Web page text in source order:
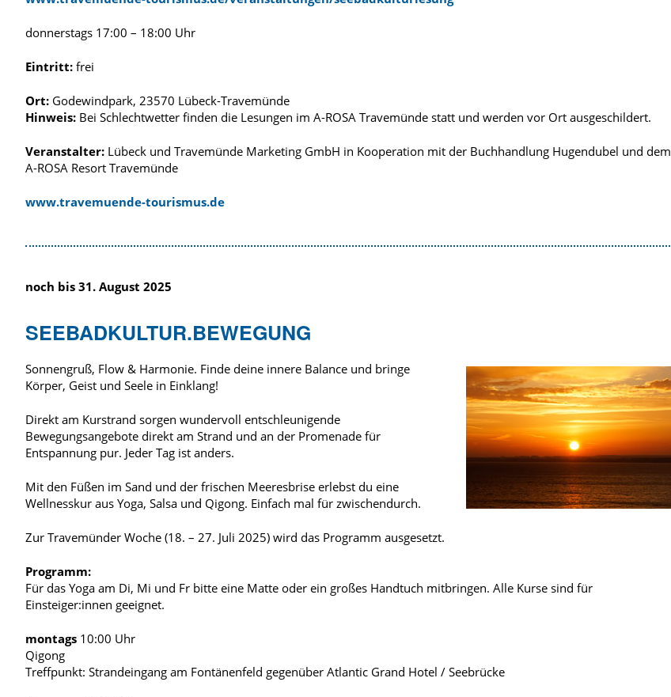
donnerstags 17:00 – 18:00 Uhr
Eintritt: frei
Ort: Godewindpark, 23570 Lübeck-Travemünde
Hinweis: Bei Schlechtwetter finden die Lesungen im A-ROSA Travemünde statt und werden vor Ort ausgeschildert.
Veranstalter: Lübeck und Travemünde Marketing GmbH in Kooperation mit der Buchhandlung Hugendubel und dem
A-ROSA Resort Travemünde
www.travemuende-tourismus.de
noch bis 31. August 2025
SEEBADKULTUR.BEWEGUNG
Sonnengruß, Flow & Harmonie. Finde deine innere Balance und bringe
Körper, Geist und Seele in Einklang!
Direkt am Kurstrand sorgen wundervoll entschleunigende
Bewegungsangebote direkt am Strand und an der Promenade für
Entspannung pur. Jeder Tag ist anders.
Mit den Füßen im Sand und der frischen Meeresbrise erlebst du eine
Wellnesskur aus Yoga, Salsa und Qigong. Einfach mal für zwischendurch.
Zur Travemünder Woche (18. – 27. Juli 2025) wird das Programm ausgesetzt.
Programm:
Für das Yoga am Di, Mi und Fr bitte eine Matte oder ein großes Handtuch mitbringen. Alle Kurse sind für
Einsteiger:innen geeignet.
montags 10:00 Uhr
Qigong
Treffpunkt: Strandeingang am Fontänenfeld gegenüber Atlantic Grand Hotel / Seebrücke